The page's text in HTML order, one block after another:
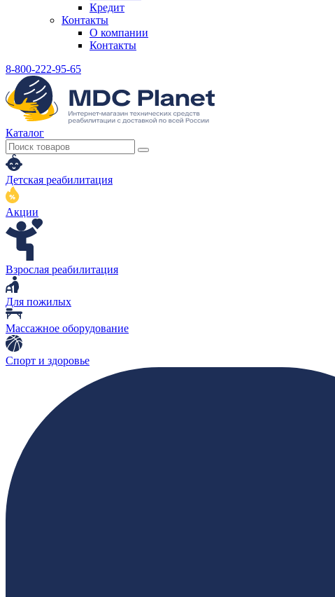
Кредит
Контакты
О компании
Контакты
8-800-222-95-65
Каталог
Детская реабилитация
Акции
Взрослая реабилитация
Для пожилых
Массажное оборудование
Спорт и здоровье